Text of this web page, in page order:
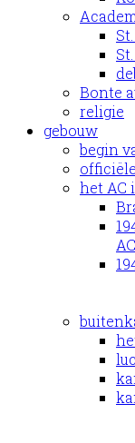
Bonte
religie
gebouw
begin
het AC
AC